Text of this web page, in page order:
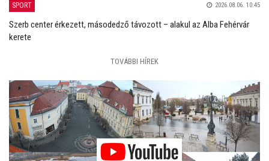
SPORT 2026.08.06. 10:45
Szerb center érkezett, másodedző távozott – alakul az Alba Fehérvár
kerete
TOVÁBBI HÍREK